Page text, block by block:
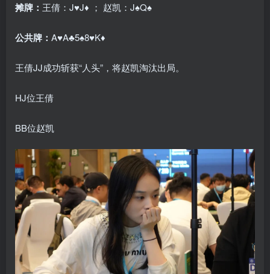
摊牌： 王倩：J♥J♦ ； 赵凯：J♠Q♠
公共牌： A♥A♣5♠8♥K♦
王倩JJ成功斩获“人头”，将赵凯淘汰出局。
HJ位王倩
BB位赵凯